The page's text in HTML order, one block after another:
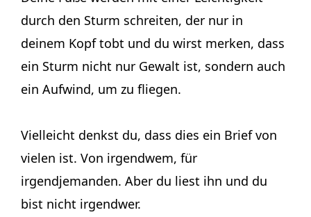
durch den Sturm schreiten, der nur in
deinem Kopf tobt und du wirst merken, dass
ein Sturm nicht nur Gewalt ist, sondern auch
ein Aufwind, um zu fliegen.
Vielleicht denkst du, dass dies ein Brief von
vielen ist. Von irgendwem, für
irgendjemanden. Aber du liest ihn und du
bist nicht irgendwer.